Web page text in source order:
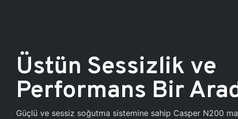
Üstün Sessizlik ve
Performans Bir
Güçlü ve sessiz soğutma sistemine sahip Casper N200